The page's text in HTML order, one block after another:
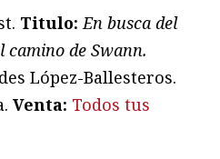
Titulo:En busca del
camino de Swann.
López-Ballesteros.
Venta: Todos tus